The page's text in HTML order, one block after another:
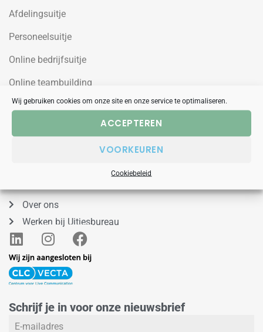
Wij gebruiken cookies om onze site en onze service te optimaliseren.
ACCEPTEREN
VOORKEUREN
Cookiebeleid
Afdelingsuitje
Personeelsuitje
Online bedrijfsuitje
Online teambuilding
Over ons
Werken bij Uitjesbureau
L
i
n
k
d
i
I
n
s
t
g
r
F
a
o
Schrijf je in voor onze nieuwsbrief